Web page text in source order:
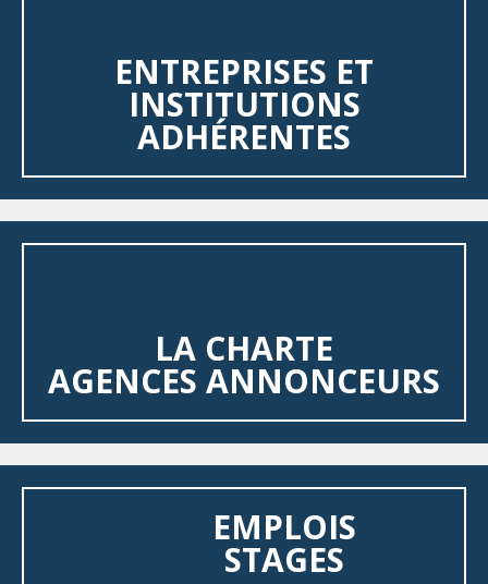
ENTREPRISES ET
INSTITUTIONS
ADHÉRENTES
LA CHARTE
AGENCES ANNONCEURS
EMPLOIS
STAGES